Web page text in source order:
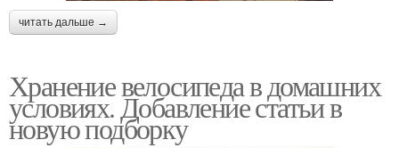
читать дальше →
Хранение велосипеда в домашних
условиях. Добавление статьи в
новую подборку